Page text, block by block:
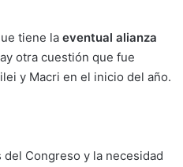
tiene la eventual alianza
otra cuestión que fue
y Macri en el inicio del año.
Congreso y la necesidad